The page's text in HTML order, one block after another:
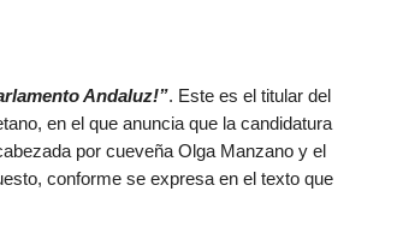
Andaluz!”. Este es el titular del
en el que anuncia que la candidatura
por cueveña Olga Manzano y el
conforme se expresa en el texto que